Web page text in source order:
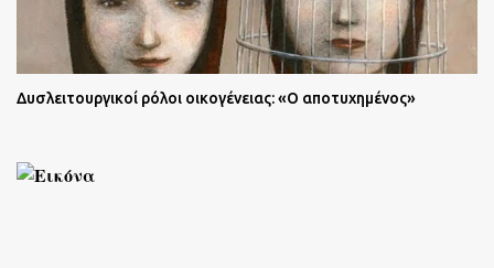
Δυσλειτουργικοί ρόλοι οικογένειας: «Ο αποτυχημένος»